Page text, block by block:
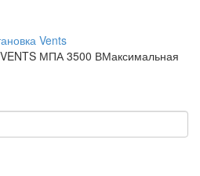
Vents
МПА 3500 ВМаксимальная